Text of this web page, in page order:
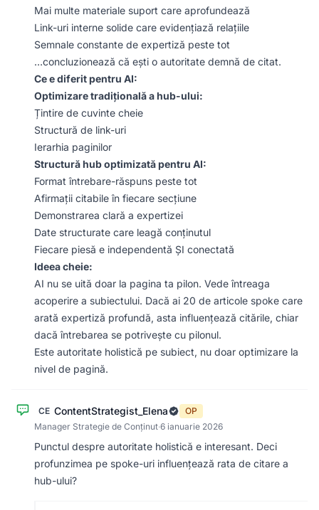
Mai multe materiale suport care aprofundează
Link-uri interne solide care evidențiază relațiile
Semnale constante de expertiză peste tot
…concluzionează că ești o autoritate demnă de citat.
Ce e diferit pentru AI:
Optimizare tradițională a hub-ului:
Țintire de cuvinte cheie
Structură de link-uri
Ierarhia paginilor
Structură hub optimizată pentru AI:
Format întrebare-răspuns peste tot
Afirmații citabile în fiecare secțiune
Demonstrarea clară a expertizei
Date structurate care leagă conținutul
Fiecare piesă e independentă ȘI conectată
Ideea cheie:
AI nu se uită doar la pagina ta pilon. Vede întreaga
acoperire a subiectului. Dacă ai 20 de articole spoke care
arată expertiză profundă, asta influențează citările, chiar
dacă întrebarea se potrivește cu pilonul.
Este autoritate holistică pe subiect, nu doar optimizare la
nivel de pagină.
CE ContentStrategist_Elena
OP
Manager Strategie de Conținut·6 ianuarie 2026
Punctul despre autoritate holistică e interesant. Deci
profunzimea pe spoke-uri influențează rata de citare a
hub-ului?